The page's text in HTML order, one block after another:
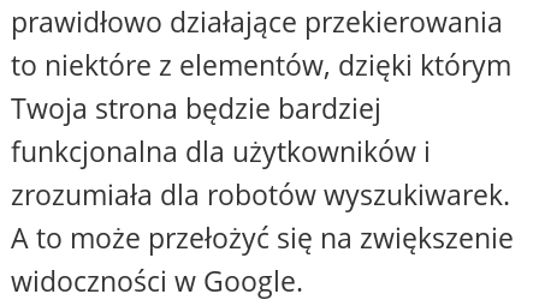
prawidłowo działające przekierowania
to niektóre z elementów, dzięki którym
Twoja strona będzie bardziej
funkcjonalna dla użytkowników i
zrozumiała dla robotów wyszukiwarek.
A to może przełożyć się na zwiększenie
widoczności w Google.